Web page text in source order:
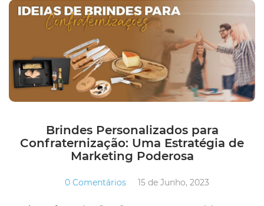
Brindes Personalizados para
Confraternização: Uma Estratégia de
Marketing Poderosa
0 Comentários 15 de Junho, 2023